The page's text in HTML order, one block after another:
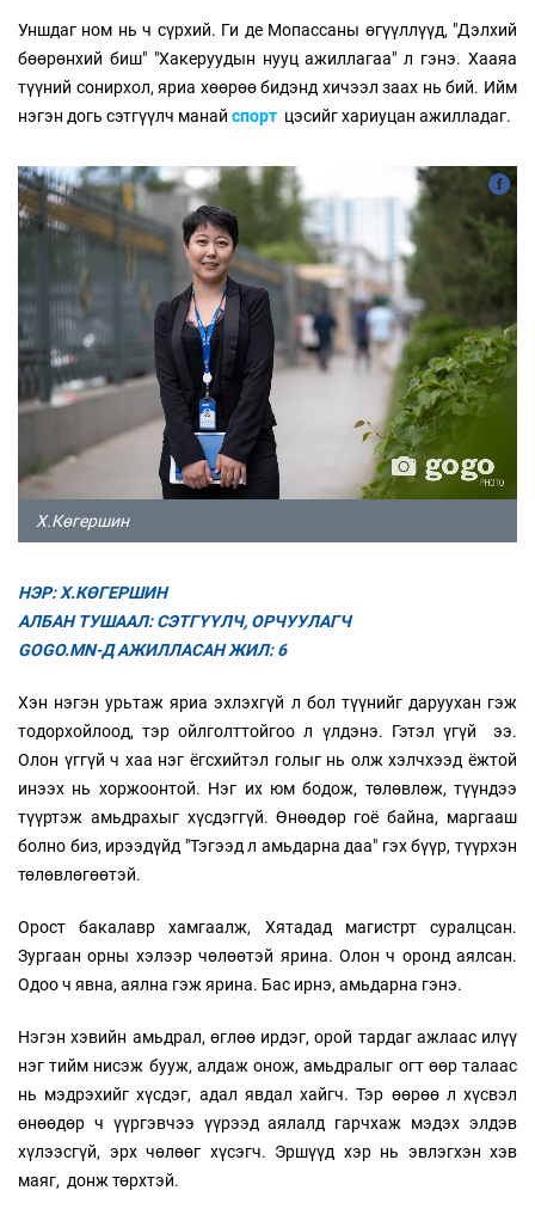
Уншдаг ном нь ч сүрхий. Ги де Мопассаны өгүүллүүд, "Дэлхий
бөөрөнхий биш" "Хакеруудын нууц ажиллагаа" л гэнэ. Хааяа
түүний сонирхол, яриа хөөрөө бидэнд хичээл заах нь бий. Ийм
нэгэн догь сэтгүүлч манай спорт цэсийг хариуцан ажилладаг.
Х.Көгершин
НЭР: Х.КӨГЕРШИН
АЛБАН ТУШААЛ: СЭТГҮҮЛЧ, ОРЧУУЛАГЧ
GOGO.MN-Д АЖИЛЛАСАН ЖИЛ: 6
Хэн нэгэн урьтаж яриа эхлэхгүй л бол түүнийг даруухан гэж
тодорхойлоод, тэр ойлголттойгоо л үлдэнэ. Гэтэл үгүй ээ.
Олон үггүй ч хаа нэг ёгсхийтэл голыг нь олж хэлчхээд ёжтой
инээх нь хоржоонтой. Нэг их юм бодож, төлөвлөж, түүндээ
түүртэж амьдрахыг хүсдэггүй. Өнөөдөр гоё байна, маргааш
болно биз, ирээдүйд "Тэгээд л амьдарна даа" гэх бүүр, түүрхэн
төлөвлөгөөтэй.
Орост бакалавр хамгаалж, Хятадад магистрт суралцсан.
Зургаан орны хэлээр чөлөөтэй ярина. Олон ч оронд аялсан.
Одоо ч явна, аялна гэж ярина. Бас ирнэ, амьдарна гэнэ.
Нэгэн хэвийн амьдрал, өглөө ирдэг, орой тардаг ажлаас илүү
нэг тийм нисэж бууж, алдаж онож, амьдралыг огт өөр талаас
нь мэдрэхийг хүсдэг, адал явдал хайгч. Тэр өөрөө л хүсвэл
өнөөдөр ч үүргэвчээ үүрээд аялалд гарчхаж мэдэх элдэв
хүлээсгүй, эрх чөлөөг хүсэгч. Эршүүд хэр нь эвлэгхэн хэв
маяг, донж төрхтэй.